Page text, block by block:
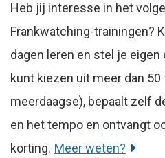
Heb jij interesse in het
Frankwatching-trainingen?
dagen leren en stel je
kunt kiezen uit meer dan
meerdaagse), bepaalt zelf
en het tempo en ontvangt
korting. Meer weten?